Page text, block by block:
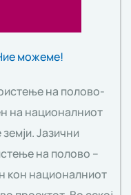
можеме!
на полово-
на националниот
Јазични
на полово –
кон националниот